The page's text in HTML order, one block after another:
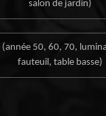
salon de jardin)
(année 50, 60, 70,
fauteuil, table basse)